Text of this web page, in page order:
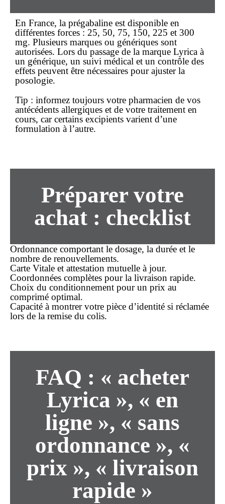
En France, la prégabaline est disponible en
différentes forces : 25, 50, 75, 150, 225 et 300
mg. Plusieurs marques ou génériques sont
autorisées. Lors du passage de la marque Lyrica à
un générique, un suivi médical et un contrôle des
effets peuvent être nécessaires pour ajuster la
posologie.
Tip : informez toujours votre pharmacien de vos
antécédents allergiques et de votre traitement en
cours, car certains excipients varient d’une
formulation à l’autre.
Préparer votre
achat : checklist
Ordonnance comportant le dosage, la durée et le
nombre de renouvellements.
Carte Vitale et attestation mutuelle à jour.
Coordonnées complètes pour la livraison rapide.
Choix du conditionnement pour un prix au
comprimé optimal.
Capacité à montrer votre pièce d’identité si réclamée
lors de la remise du colis.
FAQ : « acheter
Lyrica », « en
ligne », « sans
ordonnance », «
prix », « livraison
rapide »